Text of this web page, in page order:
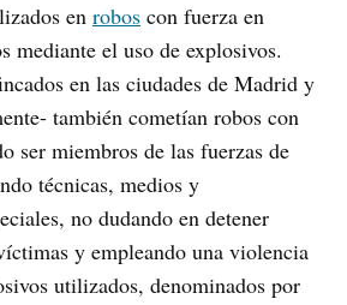
en robos con fuerza en
mediante el uso de explosivos.
en las ciudades de Madrid y
también cometían robos con
ser miembros de las fuerzas de
técnicas, medios y
no dudando en detener
y empleando una violencia
utilizados, denominados por